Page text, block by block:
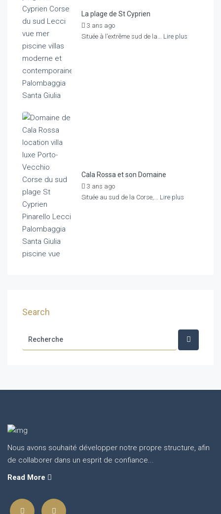
La plage de St Cyprien
3 ans ago
Située à l'extrême sud de la... Lire plus
Cala Rossa et son Domaine
3 ans ago
Située au sud de la Corse,... Lire plus
Search
Nous avons souhaité développer notre propre structure, afin
de collaborer dans un esprit de confiance...
Read More